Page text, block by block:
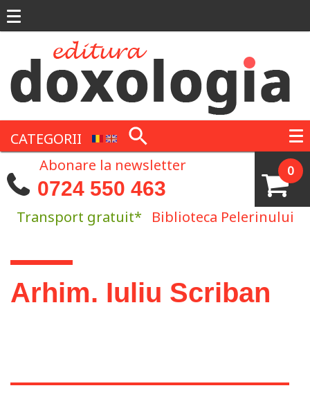
CATEGORII
0
Abonare la newsletter
0724 550 463
Transport gratuit* Biblioteca Pelerinului
Eşti aici
Arhim. Iuliu Scriban